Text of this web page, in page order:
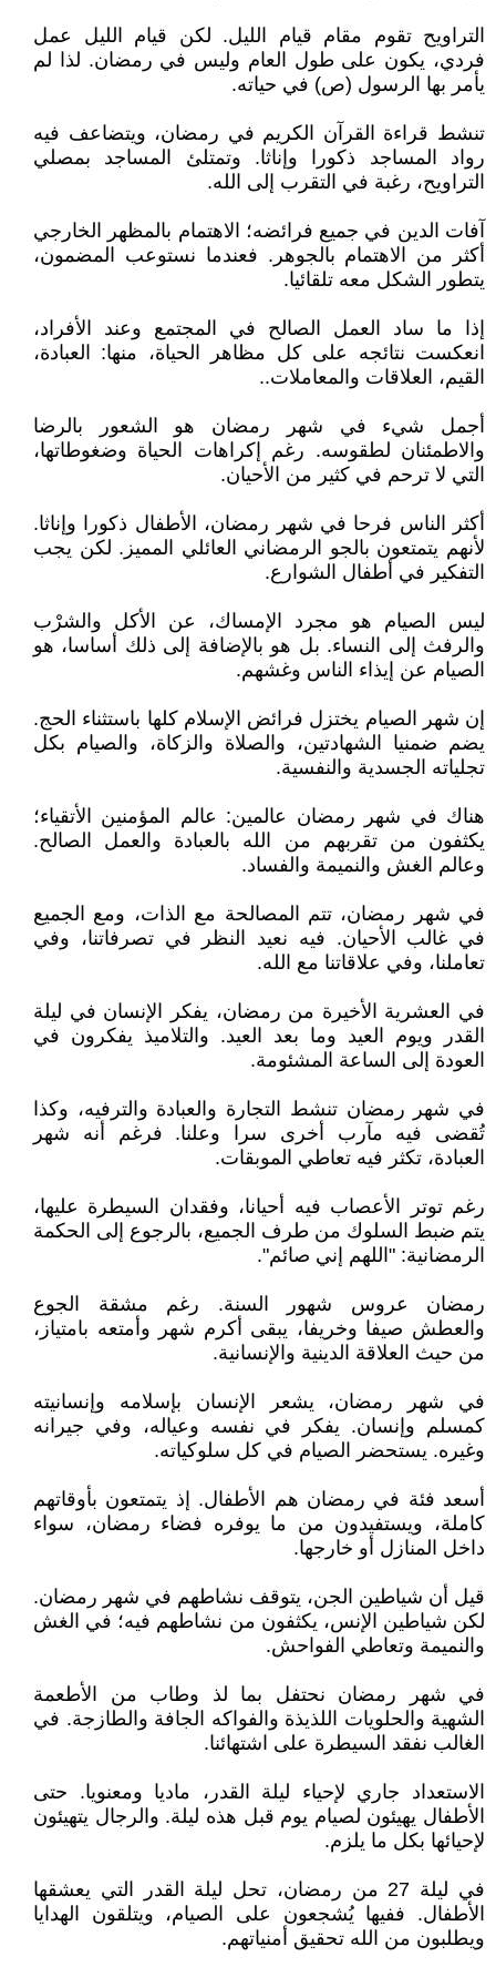
التراويح تقوم مقام قيام الليل. لكن قيام الليل عمل
فردي، يكون على طول العام وليس في رمضان. لذا لم
يأمر بها الرسول (ص) في حياته.
تنشط قراءة القرآن الكريم في رمضان، ويتضاعف فيه
رواد المساجد ذكورا وإناثا. وتمتلئ المساجد بمصلي
التراويح، رغبة في التقرب إلى الله.
آفات الدين في جميع فرائضه؛ الاهتمام بالمظهر الخارجي
أكثر من الاهتمام بالجوهر. فعندما نستوعب المضمون،
يتطور الشكل معه تلقائيا.
إذا ما ساد العمل الصالح في المجتمع وعند الأفراد،
انعكست نتائجه على كل مظاهر الحياة، منها: العبادة،
القيم، العلاقات والمعاملات..
أجمل شيء في شهر رمضان هو الشعور بالرضا
والاطمئنان لطقوسه. رغم إكراهات الحياة وضغوطاتها،
التي لا ترحم في كثير من الأحيان.
أكثر الناس فرحا في شهر رمضان، الأطفال ذكورا وإناثا.
لأنهم يتمتعون بالجو الرمضاني العائلي المميز. لكن يجب
التفكير في أطفال الشوارع.
ليس الصيام هو مجرد الإمساك، عن الأكل والشرْب
والرفث إلى النساء. بل هو بالإضافة إلى ذلك أساسا، هو
الصيام عن إيذاء الناس وغشهم.
إن شهر الصيام يختزل فرائض الإسلام كلها باستثناء الحج.
يضم ضمنيا الشهادتين، والصلاة والزكاة، والصيام بكل
تجلياته الجسدية والنفسية.
هناك في شهر رمضان عالمين: عالم المؤمنين الأتقياء؛
يكثفون من تقربهم من الله بالعبادة والعمل الصالح.
وعالم الغش والنميمة والفساد.
في شهر رمضان، تتم المصالحة مع الذات، ومع الجميع
في غالب الأحيان. فيه نعيد النظر في تصرفاتنا، وفي
تعاملنا، وفي علاقاتنا مع الله.
في العشرية الأخيرة من رمضان، يفكر الإنسان في ليلة
القدر ويوم العيد وما بعد العيد. والتلاميذ يفكرون في
العودة إلى الساعة المشئومة.
في شهر رمضان تنشط التجارة والعبادة والترفيه، وكذا
تُقضى فيه مآرب أخرى سرا وعلنا. فرغم أنه شهر
العبادة، تكثر فيه تعاطي الموبقات.
رغم توتر الأعصاب فيه أحيانا، وفقدان السيطرة عليها،
يتم ضبط السلوك من طرف الجميع، بالرجوع إلى الحكمة
الرمضانية: "اللهم إني صائم".
رمضان عروس شهور السنة. رغم مشقة الجوع
والعطش صيفا وخريفا، يبقى أكرم شهر وأمتعه بامتياز،
من حيث العلاقة الدينية والإنسانية.
في شهر رمضان، يشعر الإنسان بإسلامه وإنسانيته
كمسلم وإنسان. يفكر في نفسه وعياله، وفي جيرانه
وغيره. يستحضر الصيام في كل سلوكياته.
أسعد فئة في رمضان هم الأطفال. إذ يتمتعون بأوقاتهم
كاملة، ويستفيدون من ما يوفره فضاء رمضان، سواء
داخل المنازل أو خارجها.
قيل أن شياطين الجن، يتوقف نشاطهم في شهر رمضان.
لكن شياطين الإنس، يكثفون من نشاطهم فيه؛ في الغش
والنميمة وتعاطي الفواحش.
في شهر رمضان نحتفل بما لذ وطاب من الأطعمة
الشهية والحلويات اللذيذة والفواكه الجافة والطازجة. في
الغالب نفقد السيطرة على اشتهائنا.
الاستعداد جاري لإحياء ليلة القدر، ماديا ومعنويا. حتى
الأطفال يهيئون لصيام يوم قبل هذه ليلة. والرجال يتهيئون
لإحيائها بكل ما يلزم.
في ليلة 27 من رمضان، تحل ليلة القدر التي يعشقها
الأطفال. ففيها يُشجعون على الصيام، ويتلقون الهدايا
ويطلبون من الله تحقيق أمنياتهم.